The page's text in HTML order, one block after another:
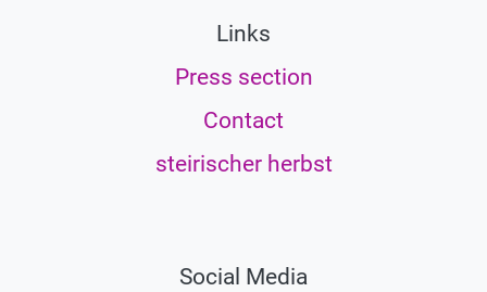
Links
Press section
Contact
steirischer herbst
Social Media